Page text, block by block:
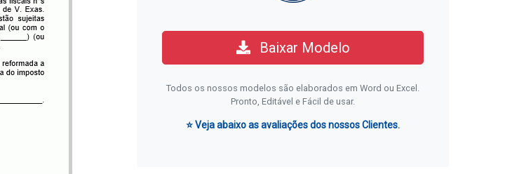
Baixar Modelo
Todos os nossos modelos são elaborados em Word ou Excel.
Pronto, Editável e Fácil de usar.
⭐ Veja abaixo as avaliações dos nossos Clientes.